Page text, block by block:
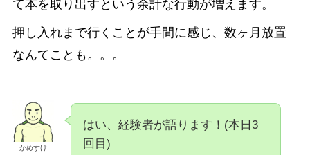
て本を取り出すという余計な行動が増えます。
押し入れまで行くことが手間に感じ、数ヶ月放置
なんてことも。。。
かめすけ
はい、経験者が語ります！(本日3
回目)